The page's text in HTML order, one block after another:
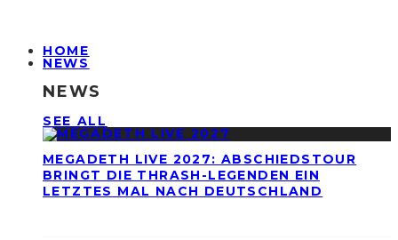
HOME
NEWS
NEWS
SEE ALL
MEGADETH LIVE 2027: ABSCHIEDSTOUR
BRINGT DIE THRASH-LEGENDEN EIN
LETZTES MAL NACH DEUTSCHLAND